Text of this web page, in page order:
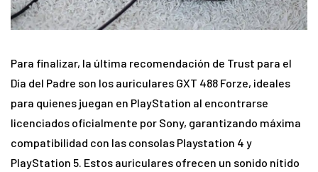
Para finalizar, la última recomendación de Trust para el
Día del Padre son los auriculares GXT 488 Forze, ideales
para quienes juegan en PlayStation al encontrarse
licenciados oficialmente por Sony, garantizando máxima
compatibilidad con las consolas Playstation 4 y
PlayStation 5. Estos auriculares ofrecen un sonido nítido